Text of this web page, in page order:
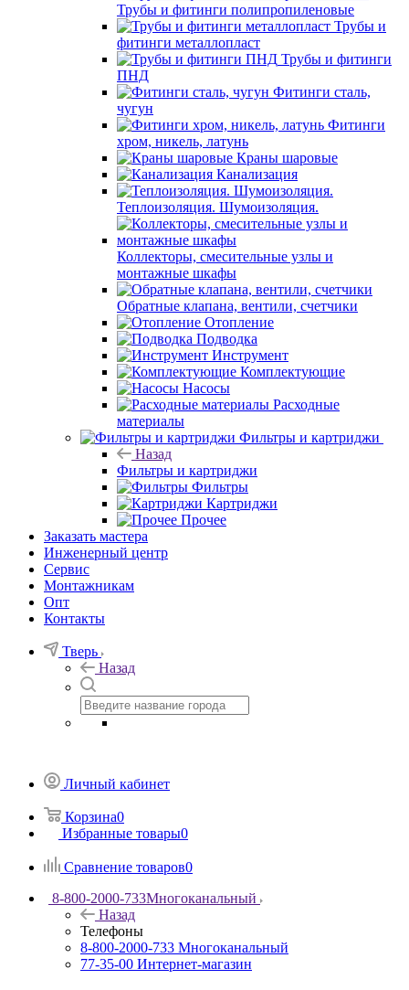
Трубы и фитинги полипропиленовые
Трубы и
фитинги металлопласт
Трубы и фитинги
ПНД
Фитинги сталь,
чугун
Фитинги
хром, никель, латунь
Краны шаровые
Канализация
Теплоизоляция. Шумоизоляция.
Коллекторы, смесительные узлы и
монтажные шкафы
Обратные клапана, вентили, счетчики
Отопление
Подводка
Инструмент
Комплектующие
Насосы
Расходные
материалы
Фильтры и картриджи
Назад
Фильтры и картриджи
Фильтры
Картриджи
Прочее
Заказать мастера
Инженерный центр
Сервис
Монтажникам
Опт
Контакты
Тверь
Назад
Личный кабинет
Корзина0
Избранные товары0
Сравнение товаров0
8-800-2000-733Многоканальный
Назад
Телефоны
8-800-2000-733 Многоканальный
77-35-00 Интернет-магазин